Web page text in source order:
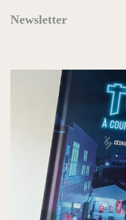
Newsletter